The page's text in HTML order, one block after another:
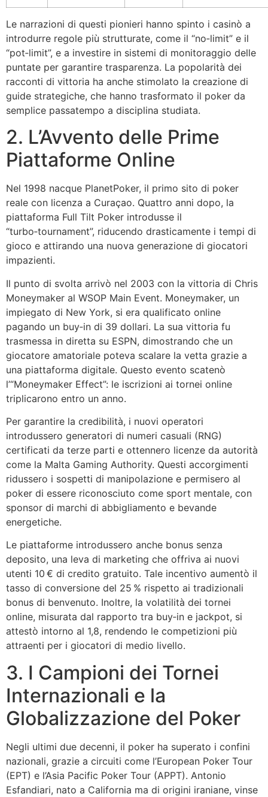
Le narrazioni di questi pionieri hanno spinto i casinò a
introdurre regole più strutturate, come il “no‑limit” e il
“pot‑limit”, e a investire in sistemi di monitoraggio delle
puntate per garantire trasparenza. La popolarità dei
racconti di vittoria ha anche stimolato la creazione di
guide strategiche, che hanno trasformato il poker da
semplice passatempo a disciplina studiata.
2. L’Avvento delle Prime
Piattaforme Online
Nel 1998 nacque PlanetPoker, il primo sito di poker
reale con licenza a Curaçao. Quattro anni dopo, la
piattaforma Full Tilt Poker introdusse il
“turbo‑tournament”, riducendo drasticamente i tempi di
gioco e attirando una nuova generazione di giocatori
impazienti.
Il punto di svolta arrivò nel 2003 con la vittoria di Chris
Moneymaker al WSOP Main Event. Moneymaker, un
impiegato di New York, si era qualificato online
pagando un buy‑in di 39 dollari. La sua vittoria fu
trasmessa in diretta su ESPN, dimostrando che un
giocatore amatoriale poteva scalare la vetta grazie a
una piattaforma digitale. Questo evento scatenò
l’“Moneymaker Effect”: le iscrizioni ai tornei online
triplicarono entro un anno.
Per garantire la credibilità, i nuovi operatori
introdussero generatori di numeri casuali (RNG)
certificati da terze parti e ottennero licenze da autorità
come la Malta Gaming Authority. Questi accorgimenti
ridussero i sospetti di manipolazione e permisero al
poker di essere riconosciuto come sport mentale, con
sponsor di marchi di abbigliamento e bevande
energetiche.
Le piattaforme introdussero anche bonus senza
deposito, una leva di marketing che offriva ai nuovi
utenti 10 € di credito gratuito. Tale incentivo aumentò il
tasso di conversione del 25 % rispetto ai tradizionali
bonus di benvenuto. Inoltre, la volatilità dei tornei
online, misurata dal rapporto tra buy‑in e jackpot, si
attestò intorno al 1,8, rendendo le competizioni più
attraenti per i giocatori di medio livello.
3. I Campioni dei Tornei
Internazionali e la
Globalizzazione del Poker
Negli ultimi due decenni, il poker ha superato i confini
nazionali, grazie a circuiti come l’European Poker Tour
(EPT) e l’Asia Pacific Poker Tour (APPT). Antonio
Esfandiari, nato a California ma di origini iraniane, vinse